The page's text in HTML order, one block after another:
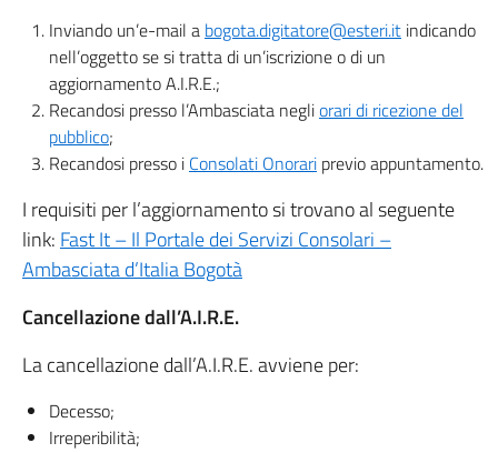
Inviando un’e-mail a bogota.digitatore@esteri.it indicando
nell’oggetto se si tratta di un’iscrizione o di un
aggiornamento A.I.R.E.;
Recandosi presso l’Ambasciata negliorari di ricezione del
pubblico;
Recandosi presso i Consolati Onorari previo appuntamento.
I requisiti per l’aggiornamento si trovano al seguente
link: Fast It – Il Portale dei Servizi Consolari –
Ambasciata d’Italia Bogotà
Cancellazione dall’A.I.R.E.
La cancellazione dall’A.I.R.E. avviene per:
Decesso;
Irreperibilità;